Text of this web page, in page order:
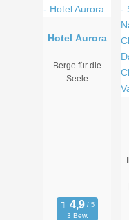
Hotel Aurora
Berge für die
Seele
3 Bew.